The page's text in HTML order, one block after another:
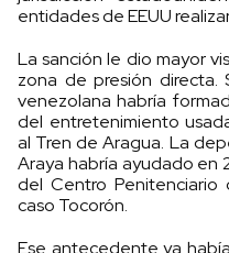
entidades de EEUU
La sanción le dio mayor
zona de presión directa.
venezolana habría
del entretenimiento
al Tren de Aragua. La
Araya habría ayudado en
del Centro
caso Tocorón.
Ese antecedente ya